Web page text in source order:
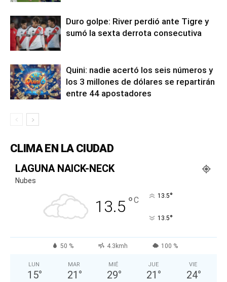
Duro golpe: River perdió ante Tigre y
sumó la sexta derrota consecutiva
Quini: nadie acertó los seis números y
los 3 millones de dólares se repartirán
entre 44 apostadores
CLIMA EN LA CIUDAD
LAGUNA NAICK-NECK
Nubes
13.5 °C 13.5°
13.5°
50 % 4.3kmh 100 %
LUN
15°
MAR
21 °
MIÉ
29°
JUE
21 °
VIE
24°